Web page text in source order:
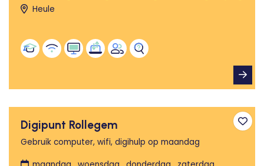
Heule
Digipunt Rollegem
Gebruik computer, wifi, digihulp op maandag